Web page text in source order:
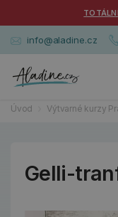
info@aladine.cz
Úvod Výtvarné kurzy
Gelli-